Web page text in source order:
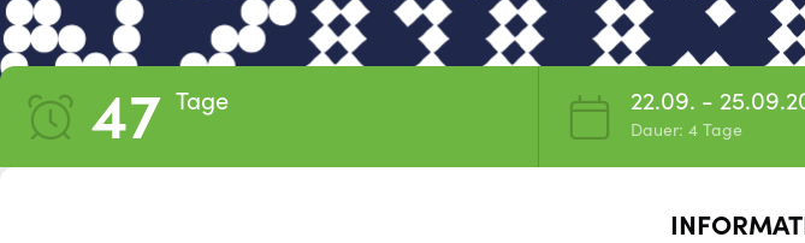
Noch kein Teilnehmer? Jetzt registrieren!
TICKETS
47 Tage 22.09. -
Dauer: 4 Tage